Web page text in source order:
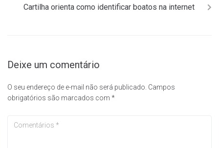
Cartilha orienta como identificar boatos na internet
Deixe um comentário
O seu endereço de e-mail não será publicado. Campos
obrigatórios são marcados com *